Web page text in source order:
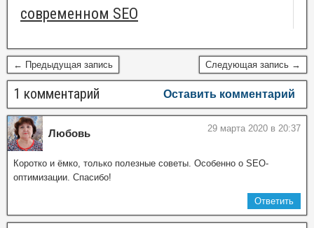
современном SEO
← Предыдущая запись Следующая запись →
1 комментарий Оставить комментарий
Любовь 29 марта 2020 в 20:37
Коротко и ёмко, только полезные советы. Особенно о SEO-
оптимизации. Спасибо!
Ответить